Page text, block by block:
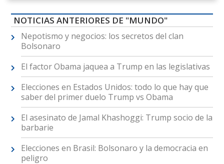
NOTICIAS ANTERIORES DE "MUNDO"
Nepotismo y negocios: los secretos del clan
Bolsonaro
El factor Obama jaquea a Trump en las legislativas
Elecciones en Estados Unidos: todo lo que hay que
saber del primer duelo Trump vs Obama
El asesinato de Jamal Khashoggi: Trump socio de la
barbarie
Elecciones en Brasil: Bolsonaro y la democracia en
peligro